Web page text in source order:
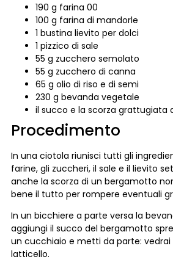
190 g farina 00
100 g farina di mandorle
1 bustina lievito per dolci
1 pizzico di sale
55 g zucchero semolato
55 g zucchero di canna
65 g olio di riso e di semi
230 g bevanda vegetale
il succo e la scorza grattugiata
Procedimento
In una ciotola riunisci tutti gli
farine, gli zuccheri, il sale e il lievito
anche la scorza di un bergamotto
bene il tutto per rompere eventuali
In un bicchiere a parte versa la
aggiungi il succo del bergamotto
un cucchiaio e metti da parte:
latticello.